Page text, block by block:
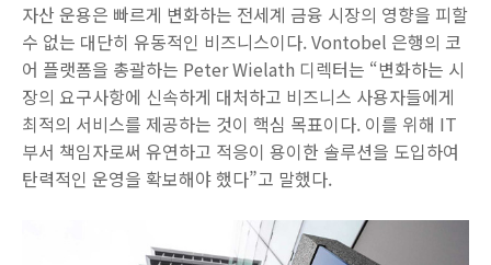
자산 운용은 빠르게 변화하는 전세계 금융 시장의 영향을 피할
수 없는 대단히 유동적인 비즈니스이다. Vontobel 은행의 코
어 플랫폼을 총괄하는 Peter Wielath 디렉터는 “변화하는 시
장의 요구사항에 신속하게 대처하고 비즈니스 사용자들에게
최적의 서비스를 제공하는 것이 핵심 목표이다. 이를 위해 IT
부서 책임자로써 유연하고 적응이 용이한 솔루션을 도입하여
탄력적인 운영을 확보해야 했다”고 말했다.